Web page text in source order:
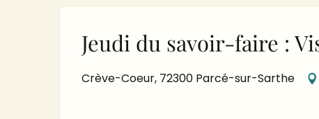
Jeudi du savoir-faire :
Crève-Coeur, 72300 Parcé-sur-Sarthe